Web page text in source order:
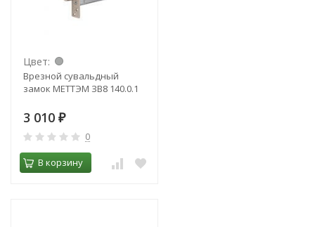
Цвет:
Врезной сувальдный
замок МЕТТЭМ ЗВ8 140.0.1
3 010 ₽
0
В корзину